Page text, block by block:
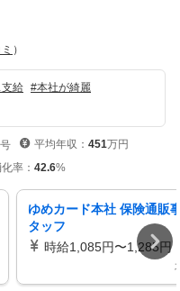
）
給 #本社が綺麗
平均年収： 451万円
率： 42.6%
ゆめカード本社 保険通販
タッフ
時給1,085円〜1,285円